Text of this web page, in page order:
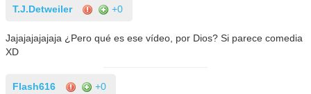
T.J.Detweiler +0
Jajajajajajaja ¿Pero qué es ese vídeo, por Dios? Si parece comedia
XD
Flash616 +0